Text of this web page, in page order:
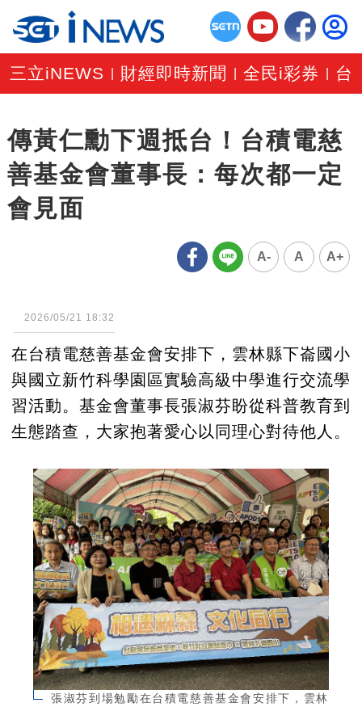
三立iNEWS 財經即時新聞 |全民i彩券 台
傳黃仁勳下週抵台！台積電慈
善基金會董事長：每次都一定
會見面
A- A A+
2026/05/21 18:32
在台積電慈善基金會安排下，雲林縣下崙國小
與國立新竹科學園區實驗高級中學進行交流學
習活動。基金會董事長張淑芬盼從科普教育到
生態踏查，大家抱著愛心以同理心對待他人。
張淑芬到場勉勵在台積電慈善基金會安排下，雲林